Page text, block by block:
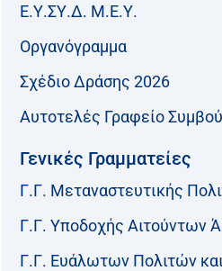
Ε.Υ.ΣΥ.Δ. Μ.Ε.Υ.
Οργανόγραμμα
Σχέδιο Δράσης 2026
Αυτοτελές Γραφείο
Γενικές Γραμματείες
Γ.Γ. Μεταναστευτικής
Γ.Γ. Υποδοχής Αιτούντων
Γ.Γ. Ευάλωτων Πολιτών